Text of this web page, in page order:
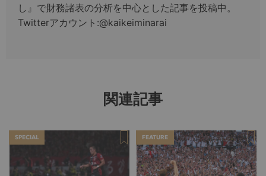
し』で財務諸表の分析を中心とした記事を投稿中。
Twitterアカウント:@kaikeiminarai
関連記事
SPECIAL FEATURE